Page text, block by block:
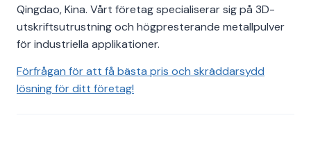
Qingdao, Kina. Vårt företag specialiserar sig på 3D-
utskriftsutrustning och högpresterande metallpulver
för industriella applikationer.
Förfrågan för att få bästa pris och skräddarsydd
lösning för ditt företag!